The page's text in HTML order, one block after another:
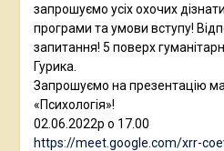
запрошуємо усіх охочих
програми та умови вступу!
запитання! 5 поверх
Гурика.
Запрошуємо на презентацію
«Психологія»!
02.06.2022р о 17.00
https://meet.google.com/xrr-